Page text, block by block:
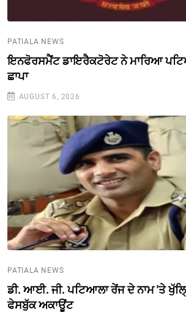
PATIALA NEWS
ਇਨਫੋਰਸਮੈਂਟ ਡਾਇਰੈਕਟੋਰੇਟ ਨੇ ਮਾਰਿਆ
ਛਾਪਾ
AUGUST 6, 2026
PATIALA NEWS
ਡੀ. ਆਈ. ਜੀ. ਪਟਿਆਲਾ ਰੇਂਜ ਦੇ ਨਾਮ 'ਤੇ
ਫੇਸਬੁੱਕ ਅਕਾਊਂਟ